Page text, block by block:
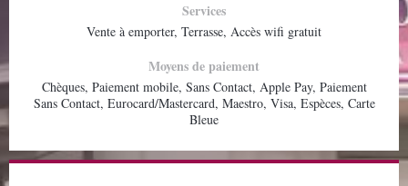
Services
Vente à emporter, Terrasse, Accès wifi gratuit
Moyens de paiement
Chèques, Paiement mobile, Sans Contact, Apple Pay, Paiement
Sans Contact, Eurocard/Mastercard, Maestro, Visa, Espèces, Carte
Bleue